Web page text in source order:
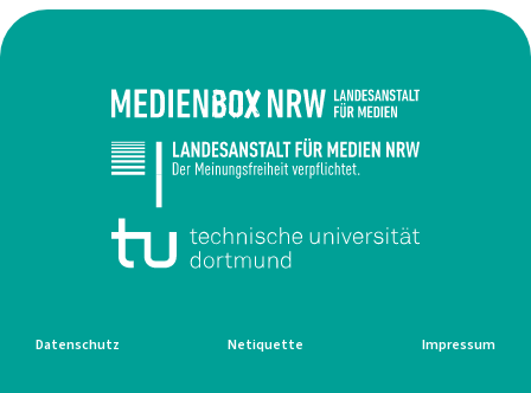
Datenschutz Netiquette Impressum